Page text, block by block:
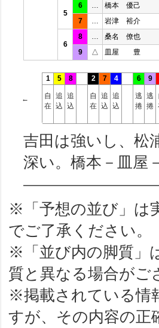
5
6 橋本 優己
7
岩津 裕介
6
8 桑名 僚也
9
△ 皿屋 豊
←
1
自
在
5
追
込
8
追
込
2
自
在
7
追
込
4
追
込
6
逃
捲
9
逃
捲
吉田は強いし、松
深い。橋本－皿屋
※「予想の並び」は
でご了承ください。
※「並び内の脚質」
質と異なる場合がご
※掲載されている情
すが、その内容の正